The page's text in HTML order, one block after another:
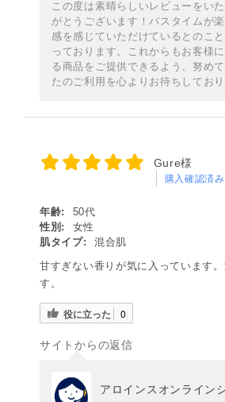
この度は素晴らしいレビューをい
がとうございます！バスタイムが
感を感じていただけているとのこ
っております。これからもお客様
る商品をご提供できるよう、努め
たのご利用を心よりお待ちしており
Gure様
購入確認済み
年齢:
50代
性別:
女性
肌タイプ:
混合肌
甘すぎない香りが気に入っています
す。
役に立った 0
サイトからの返信
アロインスオンライン